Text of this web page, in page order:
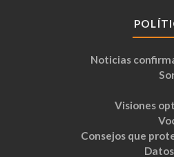
Noticias
Visiones
Consejos que